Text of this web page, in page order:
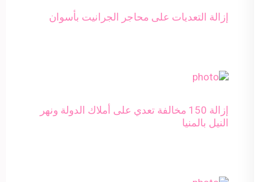
إزالة التعديات على محاجر الجرانيت بأسوان
إزالة 150 مخالفة تعدي على أملاك الدولة ونهر
النيل بالمنيا